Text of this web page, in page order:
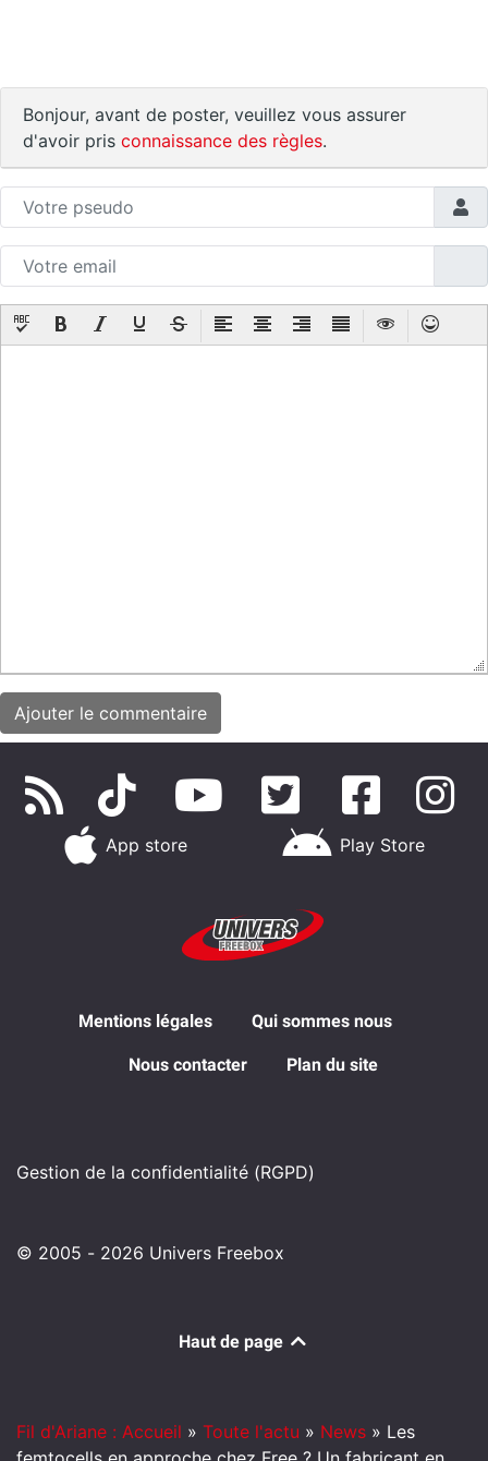
Bonjour, avant de poster, veuillez vous assurer
d'avoir pris connaissance des règles.
App store Play Store
Mentions légales Qui sommes nous
Nous contacter Plan du site
Gestion de la confidentialité (RGPD)
© 2005 - 2026 Univers Freebox
Haut de page
Fil d'Ariane : Accueil » Toute l'actu » News » Les